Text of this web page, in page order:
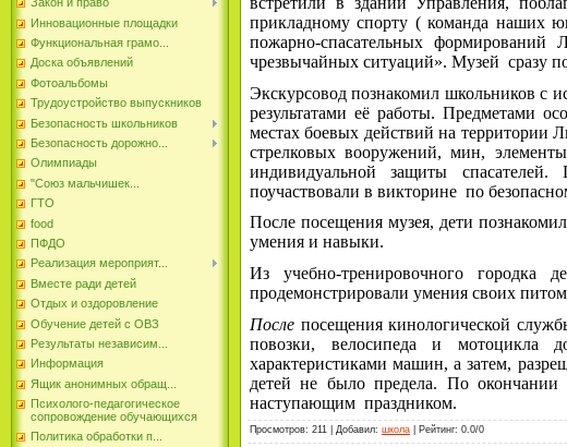
Инновационные площадки
Функциональная грамо...
Доска объявлений
Фотоальбомы
Трудоустройство выпускников
Безопасность школьников
Безопасность дорожно...
Олимпиады
"Союз мальчишек...
ГТО
food
ПФДО
Реализация мероприят...
Вместе ради детей
Отдых и оздоровление
Обучение детей с ОВЗ
Результаты независим...
Информация
Ящик анонимных обращ...
Психолого-педагогическое
сопровождение обучающихся
Политика обработки п...
прикладному спорту ( команда наших
пожарно-спасательных
чрезвычайных ситуаций». Музей сразу
Экскурсовод познакомил школьников с
результатами её работы. Предметами
местах боевых действий на территории
стрелковых вооружений, мин,
индивидуальной защиты
поучаствовали в викторине по
После посещения музея, дети
умения и навыки.
Из учебно-тренировочного городка
продемонстрировали умения своих
После посещения кинологической
повозки, велосипеда и мотоцикла
характеристиками машин, а затем,
детей не было предела. По окончании
наступающим праздником.
Просмотров: 211 Добавил: школа Рейтинг: 0.0/0